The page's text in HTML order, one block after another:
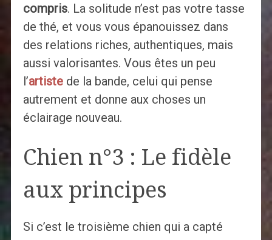
compris. La solitude n’est pas votre tasse
de thé, et vous vous épanouissez dans
des relations riches, authentiques, mais
aussi valorisantes. Vous êtes un peu
l’artistede la bande, celui qui pense
autrement et donne aux choses un
éclairage nouveau.
Chien n°3 : Le fidèle
aux principes
Si c’est le troisième chien qui a capté